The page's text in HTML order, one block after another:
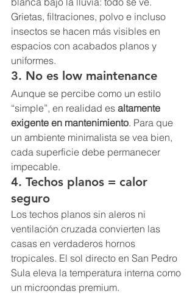
Grietas, filtraciones, polvo e incluso
insectos se hacen más visibles en
espacios con acabados planos y
uniformes.
3. No es low maintenance
Aunque se percibe como un estilo
“simple”, en realidad es altamente
exigente en mantenimiento. Para que
un ambiente minimalista se vea bien,
cada superficie debe permanecer
impecable.
4. Techos planos = calor
seguro
Los techos planos sin aleros ni
ventilación cruzada convierten las
casas en verdaderos hornos
tropicales. El sol directo en San Pedro
Sula eleva la temperatura interna como
un microondas premium.